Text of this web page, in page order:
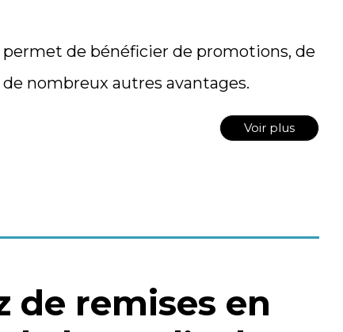
de bénéficier de promotions, de
nombreux autres avantages.
Voir plus
de remises en